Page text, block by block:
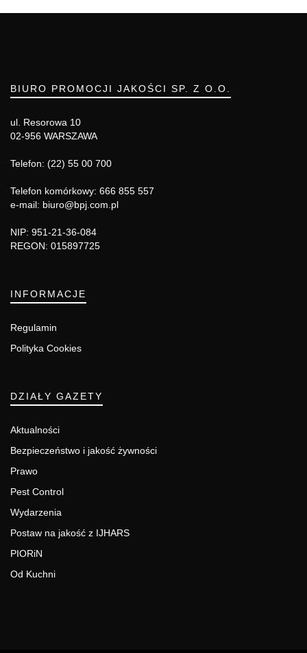
BIURO PROMOCJI JAKOŚCI SP. Z O.O.
ul. Resorowa 10
02-956 WARSZAWA
Telefon: (22) 55 00 700
Telefon komórkowy: 666 855 557
e-mail: biuro@bpj.com.pl
NIP: 951-21-36-084
REGON: 015897725
INFORMACJE
Regulamin
Polityka Cookies
DZIAŁY GAZETY
Aktualności
Bezpieczeństwo i jakość żywności
Prawo
Pest Control
Wydarzenia
Postaw na jakość z IJHARS
PIORiN
Od Kuchni